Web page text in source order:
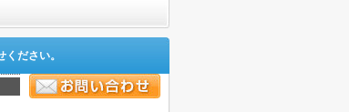
ださい。